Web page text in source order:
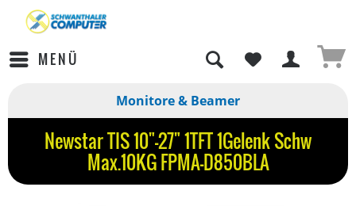
MENÜ
Monitore & Beamer
Newstar TIS 10"-27" 1TFT 1Gelenk Schw
Max.10KG FPMA-D850BLA